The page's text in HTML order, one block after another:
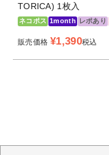
TORICA) 1枚入
ネコポス 1month レポあり
販売価格 ¥1,390税込